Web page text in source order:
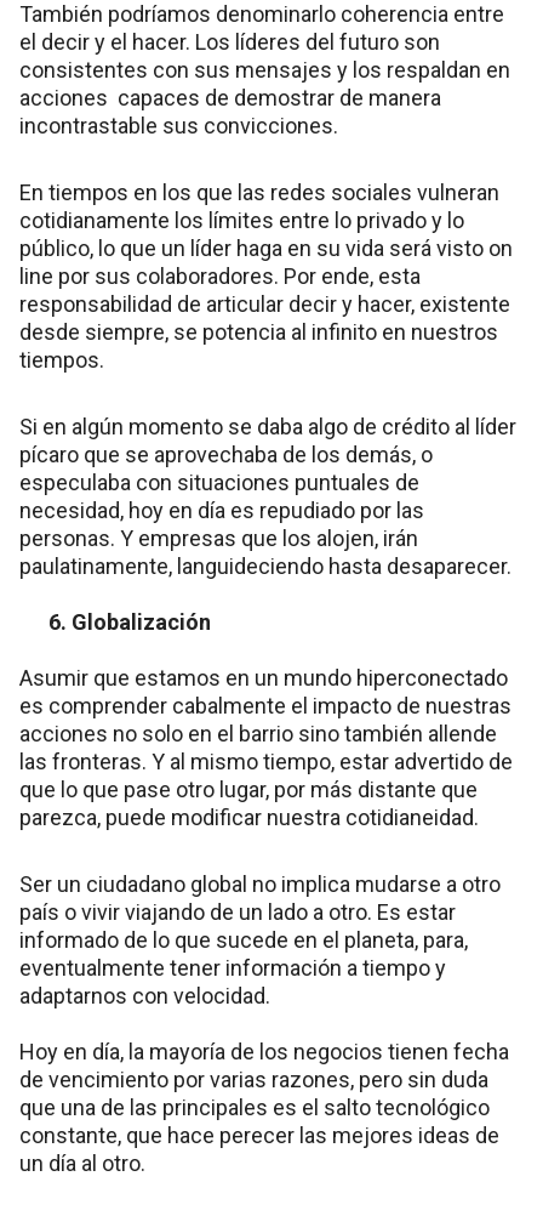
También podríamos denominarlo coherencia entre
el decir y el hacer. Los líderes del futuro son
consistentes con sus mensajes y los respaldan en
acciones capaces de demostrar de manera
incontrastable sus convicciones.
En tiempos en los que las redes sociales vulneran
cotidianamente los límites entre lo privado y lo
público, lo que un líder haga en su vida será visto on
line por sus colaboradores. Por ende, esta
responsabilidad de articular decir y hacer, existente
desde siempre, se potencia al infinito en nuestros
tiempos.
Si en algún momento se daba algo de crédito al líder
pícaro que se aprovechaba de los demás, o
especulaba con situaciones puntuales de
necesidad, hoy en día es repudiado por las
personas. Y empresas que los alojen, irán
paulatinamente, languideciendo hasta desaparecer.
6. Globalización
Asumir que estamos en un mundo hiperconectado
es comprender cabalmente el impacto de nuestras
acciones no solo en el barrio sino también allende
las fronteras. Y al mismo tiempo, estar advertido de
que lo que pase otro lugar, por más distante que
parezca, puede modificar nuestra cotidianeidad.
Ser un ciudadano global no implica mudarse a otro
país o vivir viajando de un lado a otro. Es estar
informado de lo que sucede en el planeta, para,
eventualmente tener información a tiempo y
adaptarnos con velocidad.
Hoy en día, la mayoría de los negocios tienen fecha
de vencimiento por varias razones, pero sin duda
que una de las principales es el salto tecnológico
constante, que hace perecer las mejores ideas de
un día al otro.